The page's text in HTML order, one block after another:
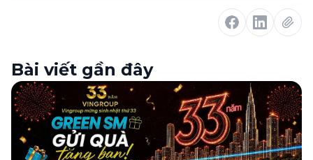
Bài viết gần đây